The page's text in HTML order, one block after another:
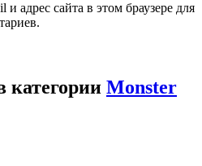
адрес сайта в этом браузере для
категории Monster